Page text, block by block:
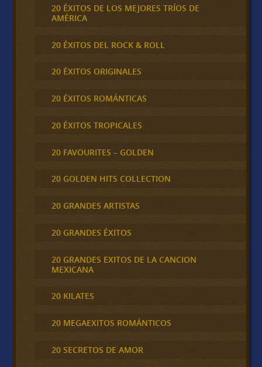
20 ÉXITOS DE LOS MEJORES TRÍOS DE
AMÉRICA
20 ÉXITOS DEL ROCK & ROLL
20 ÉXITOS ORIGINALES
20 ÉXITOS ROMÁNTICAS
20 ÉXITOS TROPICALES
20 FAVOURITES – GOLDEN
20 GOLDEN HITS COLLECTION
20 GRANDES ARTISTAS
20 GRANDES ÉXITOS
20 GRANDES EXITOS DE LA CANCION
MEXICANA
20 KILATES
20 MEGAEXITOS ROMÁNTICOS
20 SECRETOS DE AMOR